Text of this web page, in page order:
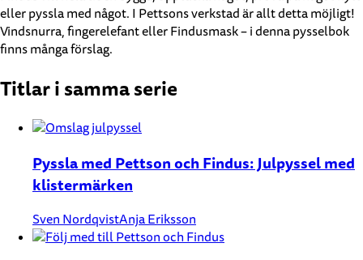
eller pyssla med något. I Pettsons verkstad är allt detta möjligt!
Vindsnurra, fingerelefant eller Findusmask – i denna pysselbok
finns många förslag.
Titlar i samma serie
Pyssla med Pettson och Findus: Julpyssel med
klistermärken
Sven NordqvistAnja Eriksson